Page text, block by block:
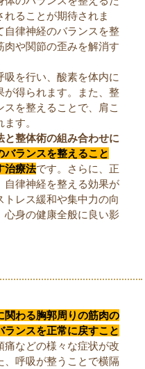
ることが期待されま
自律神経のバランスを整
肉や関節の歪みを解消す
を行い、酸素を体内に
が得られます。また、整
を整えることで、肩こ
す。
と整体術の組み合わせに
バランスを整えること
治療法です。さらに、正
自律神経を整える効果が
レス緩和や集中力の向
心身の健康全般に良い影
関わる胸郭周りの筋肉の
ンスを正常に戻すこと
痛などの様々な症状が改
、呼吸が整うことで横隔